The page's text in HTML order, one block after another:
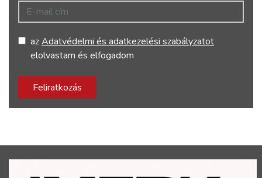
E-mail cím
azAdatvédelmi és adatkezelési szabályzatot
elolvastam és elfogadom
Feliratkozás